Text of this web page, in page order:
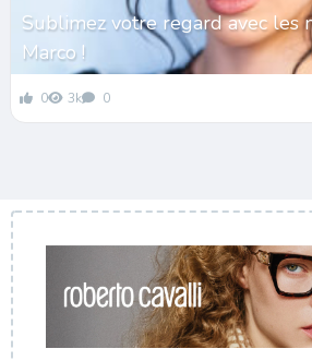
Sublimez votre regard avec les
Marco !
0 3k 0